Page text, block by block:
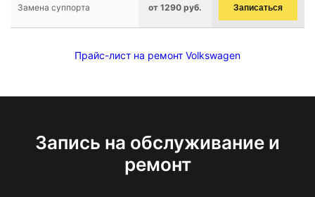
Замена суппорта от 1290 руб. Записаться
Прайс-лист на ремонт Volkswagen
Запись на обслуживание и
ремонт